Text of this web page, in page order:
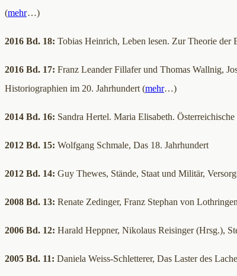
(mehr…)
2016 Bd. 18: Tobias Heinrich, Leben lesen. Zur Theorie der
2016 Bd. 17: Franz Leander Fillafer und Thomas Wallnig,
Historiographien im 20. Jahrhundert (mehr…)
2014 Bd. 16: Sandra Hertel. Maria Elisabeth.
2012 Bd. 15: Wolfgang Schmale, Das 18. Jahrhundert
2012 Bd. 14: Guy Thewes, Stände, Staat und Militär,
2008 Bd. 13: Renate Zedinger, Franz Stephan von
2006 Bd. 12: Harald Heppner, Nikolaus Reisinger (Hrsg.),
2005 Bd. 11: Daniela Weiss-Schletterer, Das Laster des